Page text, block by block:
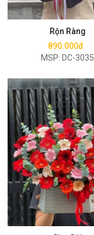
Rộn Ràng
890.000đ
MSP: DC-3035
Mua ngay
Mua ngay